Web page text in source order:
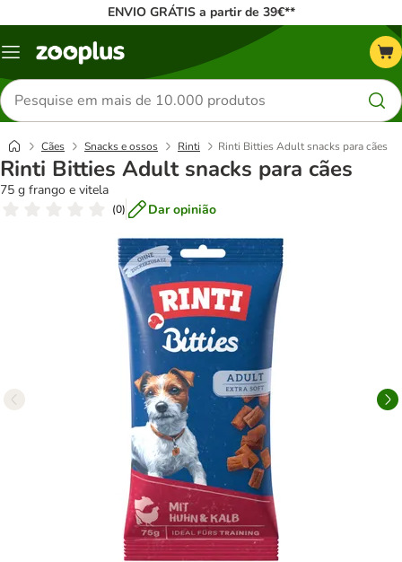
ENVIO GRÁTIS a partir de 39€**
Menu
Pesquisar
produtos
Cães Snacks e ossos Rinti Rinti Bitties Adult snacks para cães
Rinti Bitties Adult snacks para cães
75 g frango e vitela
(0) Dar opinião